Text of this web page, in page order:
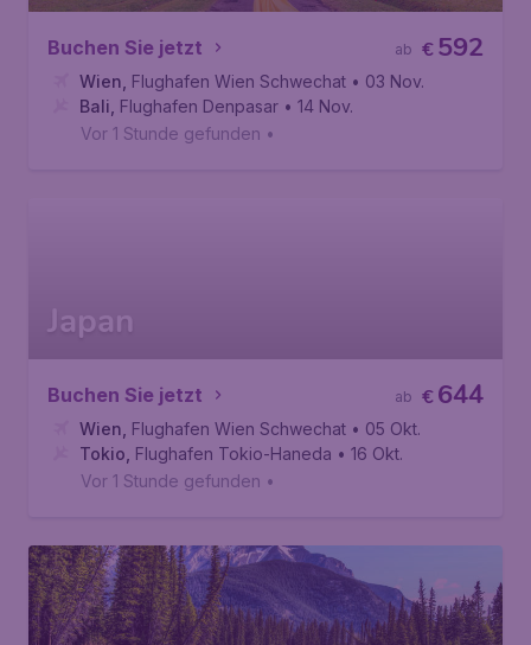
Buchen Sie jetzt €592
ab
Wien Flughafen Wien Schwechat • 03 Nov.
Bali Flughafen Denpasar • 14 Nov.
Vor 1 Stunde gefunden •
Japan
Buchen Sie jetzt €644
ab
Wien Flughafen Wien Schwechat • 05 Okt.
Tokio Flughafen Tokio-Haneda • 16 Okt.
Vor 1 Stunde gefunden •